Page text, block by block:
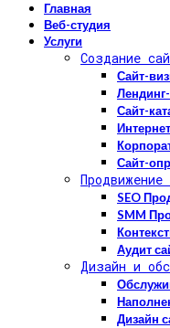
Главная
Веб-студия
Услуги
Создание
Сайт-
Сайт-
Сайт-
SEO
SMM
Аудит
Дизайн и
Дизайн